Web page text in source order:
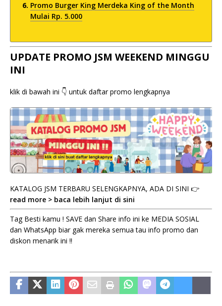
Promo Burger King Merdeka King of the Month
Mulai Rp. 5.000
UPDATE PROMO JSM WEEKEND MINGGU
INI
klik di bawah ini 👇 untuk daftar promo lengkapnya
KATALOG JSM TERBARU SELENGKAPNYA, ADA DI SINI 👉
read more > baca lebih lanjut di sini
Tag Besti kamu ! SAVE dan Share info ini ke MEDIA SOSIAL
dan WhatsApp biar gak mereka semua tau info promo dan
diskon menarik ini !!